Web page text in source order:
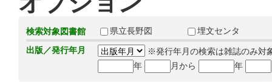
検索対象図書館 県立長野図
埋文センタ
出版／発行年月
※発行年月の検索は雑誌のみ対
年
月から 年